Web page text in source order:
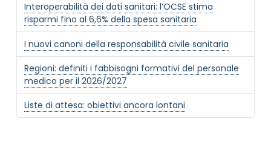
Interoperabilità dei dati sanitari: l’OCSE stima
risparmi fino al 6,6% della spesa sanitaria
I nuovi canoni della responsabilità civile sanitaria
Regioni: definiti i fabbisogni formativi del personale
medico per il 2026/2027
Liste di attesa: obiettivi ancora lontani
Informativa Privacy*
Ho preso visione dell'informativa privacy
Privacy Policy completa
Newsletter
Desidero rimanere aggiornato sulle ultime
novità dell'Associazione tramite l'iscrizione alla
newsletter